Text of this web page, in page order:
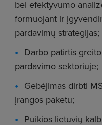
bei efektyvumo
formuojant ir
pardavimų strategijas;
Darbo patirtis
pardavimo sektoriuje;
Gebėjimas dirbti
įrangos paketu;
Puikios lietuvių